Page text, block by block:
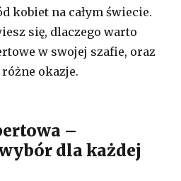
kobiet na całym świecie.
się, dlaczego warto
w swojej szafie, oraz
okazje.
–
dla każdej